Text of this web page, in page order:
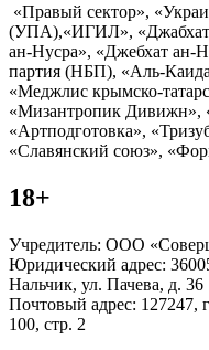
«Правый сектор»,
(УПА),«ИГИЛ»,
ан-Нусра», «Джебхат ан-
партия (НБП), «Аль-
«Меджлис крымско-
«Мизантропик Дивижн»,
«Артподготовка»,
«Славянский союз»,
18+
Учредитель: ООО
Юридический адрес:
Нальчик, ул. Пачева, д. 36
Почтовый адрес: 127247,
100, стр. 2